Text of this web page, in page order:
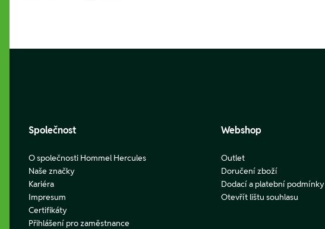
Společnost
O společnosti Hommel Hercules
Naše značky
Kariéra
Impresum
Certifikáty
Přihlášení pro zaměstnance
Webshop
Outlet
Doručení zboží
Dodací a platební podmínky
Otevřít lištu souhlasu